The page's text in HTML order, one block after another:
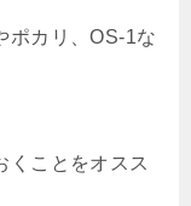
ポカリ、OS-1な
くことをオスス